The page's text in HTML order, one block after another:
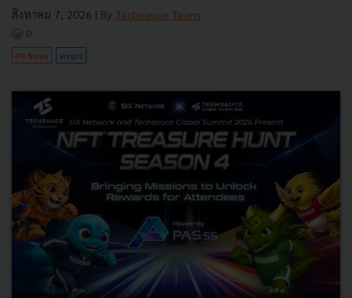
สิงหาคม 7, 2026 | By Techsauce Team
0
PR News arcgis